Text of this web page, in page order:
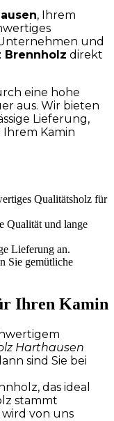
, Ihrem
und
Brennholz direkt
eine hohe
aus. Wir bieten
Lieferung,
Kamin
Qualitätsholz für
Qualität und lange
Lieferung an.
Sie gemütliche
Ihren Kamin
Harthausen
sind Sie bei
das ideal
stammt
von uns